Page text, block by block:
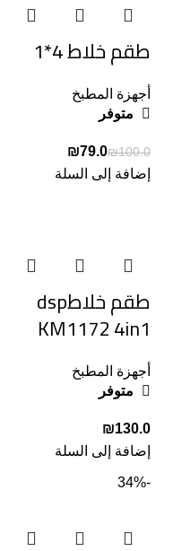
طقم خلاط 4*1
أجهزة المطبخ
متوفر
₪100.0
₪79.0
إضافة إلى السلة
طقم خلاطdsp
KM1172 4in1
أجهزة المطبخ
متوفر
₪
إضافة إلى السلة
-34%